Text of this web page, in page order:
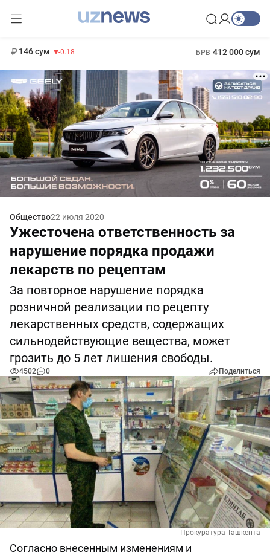
146 сум -0.18 БРВ 412 000 сум
Общество22 июля 2020
Ужесточена ответственность за
нарушение порядка продажи
лекарств по рецептам
За повторное нарушение порядка
розничной реализации по рецепту
лекарственных средств, содержащих
сильнодействующие вещества, может
грозить до 5 лет лишения свободы.
4502 0 Поделиться
Прокуратура Ташкента
Согласно внесенным изменениям и